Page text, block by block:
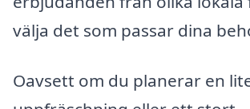
välja det som passar dina
Oavsett om du planerar en